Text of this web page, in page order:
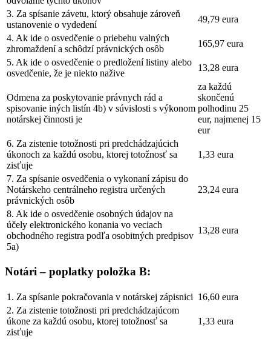
3. Za spísanie závetu, ktorý obsahuje zároveň
ustanovenie o vydedení
49,79 eura
4. Ak ide o osvedčenie o priebehu valných
zhromaždení a schôdzí právnických osôb
165,97 eura
5. Ak ide o osvedčenie o predložení listiny alebo
osvedčenie, že je niekto nažive
13,28 eura
Odmena za poskytovanie právnych rád a
spisovanie iných listín 4b) v súvislosti s výkonom
notárskej činnosti je
za každú
skončenú
polhodinu 25
eur, najmenej 15
eur
6. Za zistenie totožnosti pri predchádzajúcich
úkonoch za každú osobu, ktorej totožnosť sa
zisťuje
1,33 eura
7. Za spísanie osvedčenia o vykonaní zápisu do
Notárskeho centrálneho registra určených
právnických osôb
23,24 eura
8. Ak ide o osvedčenie osobných údajov na
účely elektronického konania vo veciach
obchodného registra podľa osobitných predpisov
5a)
13,28 eura
Notári – poplatky položka B:
1. Za spísanie pokračovania v notárskej zápisnici 16,60 eura
2. Za zistenie totožnosti pri predchádzajúcom
úkone za každú osobu, ktorej totožnosť sa
zisťuje
1,33 eura